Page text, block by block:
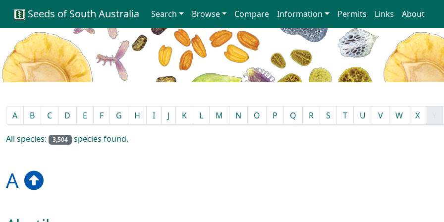
Seeds of South Australia Search Browse Compare Information Permits Links About
A B C D E F G H I J K L M N O P Q R S T U V W X
All species: 3,504 species found.
A